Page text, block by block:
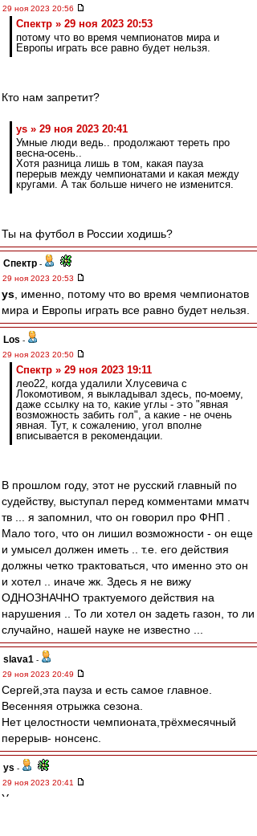
29 ноя 2023 20:56
Спектр » 29 ноя 2023 20:53
потому что во время чемпионатов мира и
Европы играть все равно будет нельзя.
Кто нам запретит?
ys » 29 ноя 2023 20:41
Умные люди ведь.. продолжают тереть про
весна-осень..
Хотя разница лишь в том, какая пауза
перерыв между чемпионатами и какая между
кругами. А так больше ничего не изменится.
Ты на футбол в России ходишь?
Спектр -
29 ноя 2023 20:53
ys , именно, потому что во время чемпионатов
мира и Европы играть все равно будет нельзя.
Los -
29 ноя 2023 20:50
Спектр » 29 ноя 2023 19:11
лео22, когда удалили Хлусевича с
Локомотивом, я выкладывал здесь, по-моему,
даже ссылку на то, какие углы - это "явная
возможность забить гол", а какие - не очень
явная. Тут, к сожалению, угол вполне
вписывается в рекомендации.
В прошлом году, этот не русский главный по
судейству, выступал перед комментами мматч
тв ... я запомнил, что он говорил про ФНП .
Мало того, что он лишил возможности - он еще
и умысел должен иметь .. т.е. его действия
должны четко трактоваться, что именно это он
и хотел .. иначе жк. Здесь я не вижу
ОДНОЗНАЧНО трактуемого действия на
нарушения .. То ли хотел он задеть газон, то ли
случайно, нашей науке не известно ...
slava1 -
29 ноя 2023 20:49
Сергей,эта пауза и есть самое главное.
Весенняя отрыжка сезона.
Нет целостности чемпионата,трёхмесячный
перерыв- нонсенс.
ys -
29 ноя 2023 20:41
Умные люди ведь.. продолжают тереть про